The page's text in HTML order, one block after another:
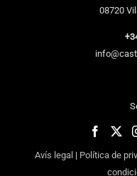
08720
Avís legal| Política de